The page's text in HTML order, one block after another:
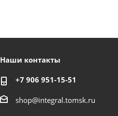
Наши контакты
+7 906 951-15-51
shop@integral.tomsk.ru